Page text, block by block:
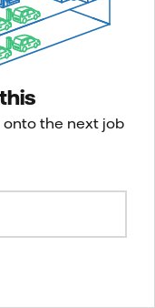
onto the next job